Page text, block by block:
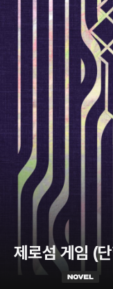
제로섬 게임 (